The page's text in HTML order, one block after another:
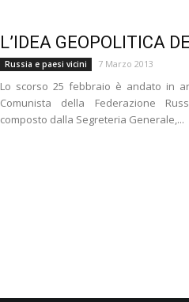
L’IDEA GEOPOLITICA
Russia e paesi vicini 7 Marzo 2013
Lo scorso 25 febbraio è andato in
Comunista della Federazione
composto dalla Segreteria Generale,...